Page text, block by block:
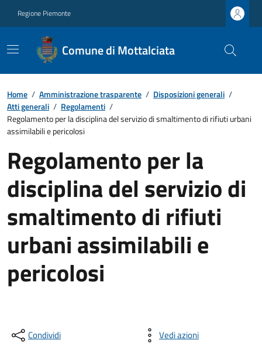
Regione Piemonte
Comune di Mottalciata
Home / Amministrazione trasparente / Disposizioni generali /
Atti generali / Regolamenti /
Regolamento per la disciplina del servizio di smaltimento di rifiuti urbani
assimilabili e pericolosi
Regolamento per la
disciplina del servizio di
smaltimento di rifiuti
urbani assimilabili e
pericolosi
Condividi Vedi azioni